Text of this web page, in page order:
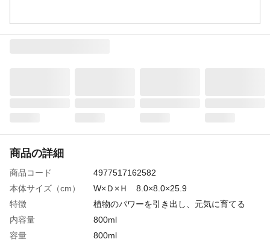
商品の詳細
商品コード
4977517162582
本体サイズ（cm）
W×Ｄ×Ｈ 8.0×8.0×25.9
特徴
植物のパワーを引き出し、元気に育てる
内容量
800ml
容量
800ml